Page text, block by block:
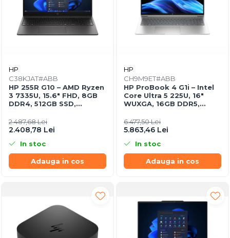
HP
C38KJAT#ABB
HP 255R G10 – AMD Ryzen
3 7335U, 15.6″ FHD, 8GB
DDR4, 512GB SSD,
Laptop
2.487,68 Lei
2.408,78 Lei
In stoc
Adauga in cos
HP
CH9M9ET#ABB
HP ProBook 4 G1i – Intel
Core Ultra 5 225U, 16"
WUXGA, 16GB DDR5,
6.477,50 Lei
5.863,46 Lei
In stoc
Adauga in cos